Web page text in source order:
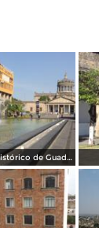
Centro Histórico de Guadalajara